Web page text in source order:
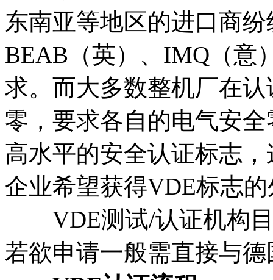
东南亚等地区的进口商
BEAB（英）、IMQ（意
求。而大多数整机厂在
零，要求各自的电气安
高水平的安全认证标志
企业希望获得VDE标志
VDE测试/认证机构目
若欲申请一般需直接与